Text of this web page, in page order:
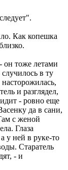
Как копешка
он тоже летами
в ту
и разглядел,
- ровно еще
да в сани,
с женой
Глаза
у ней в руке-то
Старатель
- и